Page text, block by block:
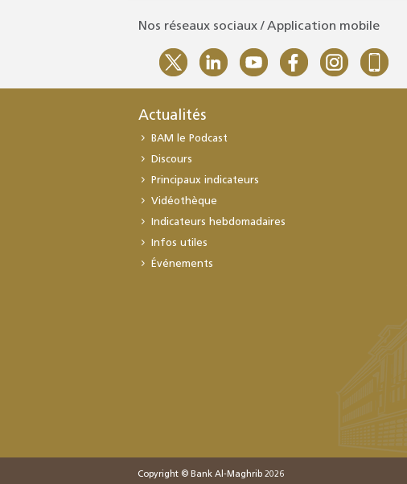
Nos réseaux sociaux / Application mobile
Actualités
BAM le Podcast
Discours
Principaux indicateurs
Vidéothèque
Indicateurs hebdomadaires
Infos utiles
Événements
Copyright © Bank Al-Maghrib 2026